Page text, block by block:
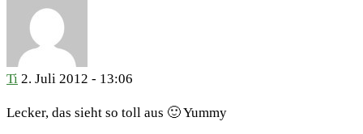
Ti 2. Juli 2012 - 13:06
Lecker, das sieht so toll aus 🙂 Yummy